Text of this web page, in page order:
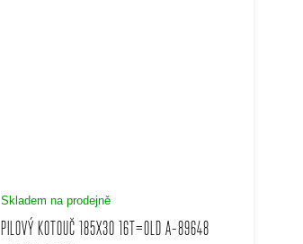
PILOVÝ KOTOUČ 185X30 16T=OLD A-89648
Skladem na prodejně